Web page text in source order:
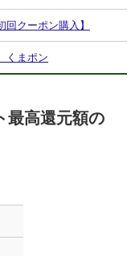
回クーポン購入】
くまポン
最高還元額の